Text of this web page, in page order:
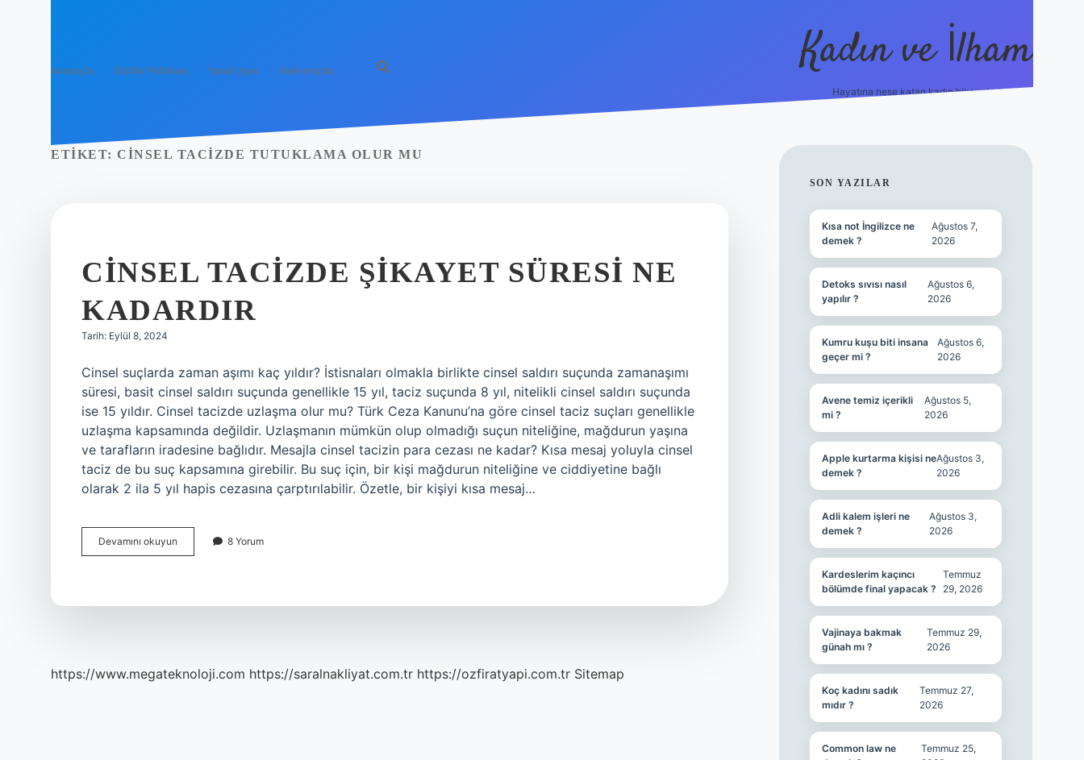
Anasayfa Gizlilik Politikası Yasal Uyarı Hakkımızda Kadın ve İlham
Hayatına neşe katan kadın hikayeleri!
ETIKET: CINSEL TACIZDE TUTUKLAMA OLUR MU
CINSEL TACIZDE ŞIKAYET SÜRESI NE
KADARDIR
Tarih: Eylül 8, 2024
Cinsel suçlarda zaman aşımı kaç yıldır? İstisnaları olmakla birlikte cinsel saldırı suçunda zamanaşımı
süresi, basit cinsel saldırı suçunda genellikle 15 yıl, taciz suçunda 8 yıl, nitelikli cinsel saldırı suçunda
ise 15 yıldır. Cinsel tacizde uzlaşma olur mu? Türk Ceza Kanunu’na göre cinsel taciz suçları genellikle
uzlaşma kapsamında değildir. Uzlaşmanın mümkün olup olmadığı suçun niteliğine, mağdurun yaşına
ve tarafların iradesine bağlıdır. Mesajla cinsel tacizin para cezası ne kadar? Kısa mesaj yoluyla cinsel
taciz de bu suç kapsamına girebilir. Bu suç için, bir kişi mağdurun niteliğine ve ciddiyetine bağlı
olarak 2 ila 5 yıl hapis cezasına çarptırılabilir. Özetle, bir kişiyi kısa mesaj…
Devamını okuyun
Tacizde
8 Yorum
https://www.megateknoloji.com https://saralnakliyat.com.tr https://ozfiratyapi.com.tr Sitemap
SIDEBAR
SON YAZILAR
Kısa not İngilizce ne
demek ?
Ağustos 7,
2026
Detoks sıvısı nasıl
yapılır ?
Ağustos 6,
2026
Kumru kuşu biti insana
geçer mi ?
Ağustos 6,
2026
Avene temiz içerikli
mi ?
Ağustos 5,
2026
Apple kurtarma kişisi ne
demek ?
Ağustos 3,
2026
Adli kalem işleri ne
demek ?
Ağustos 3,
2026
Kardeslerim kaçıncı
bölümde final yapacak ?
Temmuz
29, 2026
Vajinaya bakmak
günah mı ?
Temmuz 29,
2026
Koç kadını sadık
mıdır ?
Temmuz 27,
2026
Common law ne
Temmuz 25,
https://